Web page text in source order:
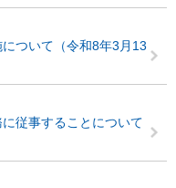
ついて（令和8年3月13
従事することについて